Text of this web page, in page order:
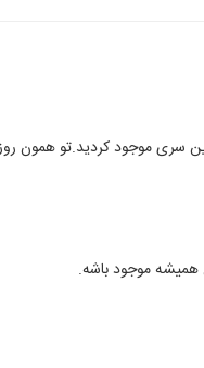
این سری موجود کردید.تو همون
همیشه موجود باشه.